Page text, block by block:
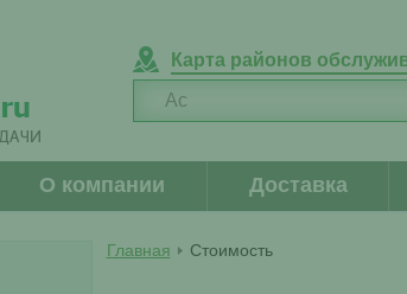
Карта районов
О компании Доставка
Главная Стоимость